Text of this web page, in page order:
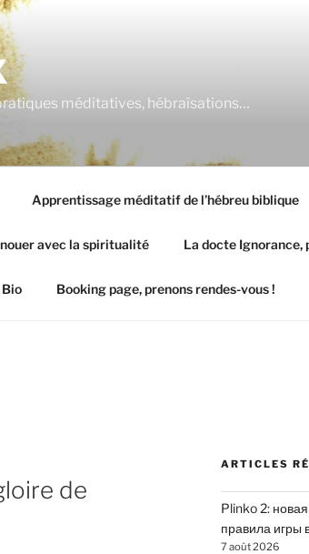
méditatives, hébraïsations…
Apprentissage méditatif de l’hébreu biblique
avec la spiritualité La docte Ignorance,
Bio Booking page, prenons rendes-vous !
de
ARTICLES
Plinko 2:
правила игры
7 août 2026